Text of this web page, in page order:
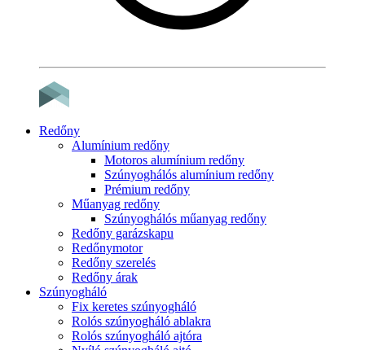
Redőny
Alumínium redőny
Motoros alumínium redőny
Szúnyoghálós alumínium redőny
Prémium redőny
Műanyag redőny
Szúnyoghálós műanyag redőny
Redőny garázskapu
Redőnymotor
Redőny szerelés
Redőny árak
Szúnyogháló
Fix keretes szúnyogháló
Rolós szúnyogháló ablakra
Rolós szúnyogháló ajtóra